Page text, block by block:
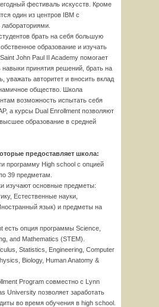
фестиваль искусств. Кроме
один из центров IBM с
брать на себя большую
образование и изучать
John Paul II Academy помогает
навыки принятия решений, брать на
уважать авторитет и вносить вклад
общество. Школа
возможность испытать себя
а курсы Dual Enrollment позволяют
образование в средней
предоставляет школа:
программу High school с опцией
39 предметам.
изучают основные предметы:
Естественные науки,
язык) и предметы на
есть опция программы Science,
and Mathematics (STEM).
Statistics, Engineering, Computer
Biology, Human Anatomy &
Program совместно с Lynn
University позволяет заработать
во время обучения в high school.